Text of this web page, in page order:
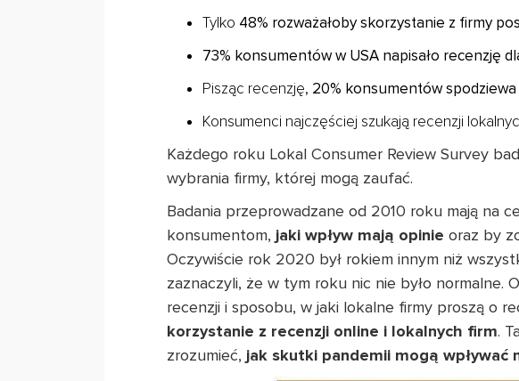
Tylko 48% rozważałoby skorzystanie z firmy
73% konsumentów w USA napisało recenzję
Pisząc recenzję, 20% konsumentów
Konsumenci najczęściej szukają recenzji
Każdego roku Lokal Consumer Review Survey
wybrania firmy, której mogą zaufać.
Badania przeprowadzane od 2010 roku mają na
konsumentom, jaki wpływ mają opinie oraz by
Oczywiście rok 2020 był rokiem innym niż
zaznaczyli, że w tym roku nic nie było
recenzji i sposobu, w jaki lokalne firmy proszą o
korzystanie z recenzji online i lokalnych firm.
zrozumieć, jak skutki pandemii mogą wpływać